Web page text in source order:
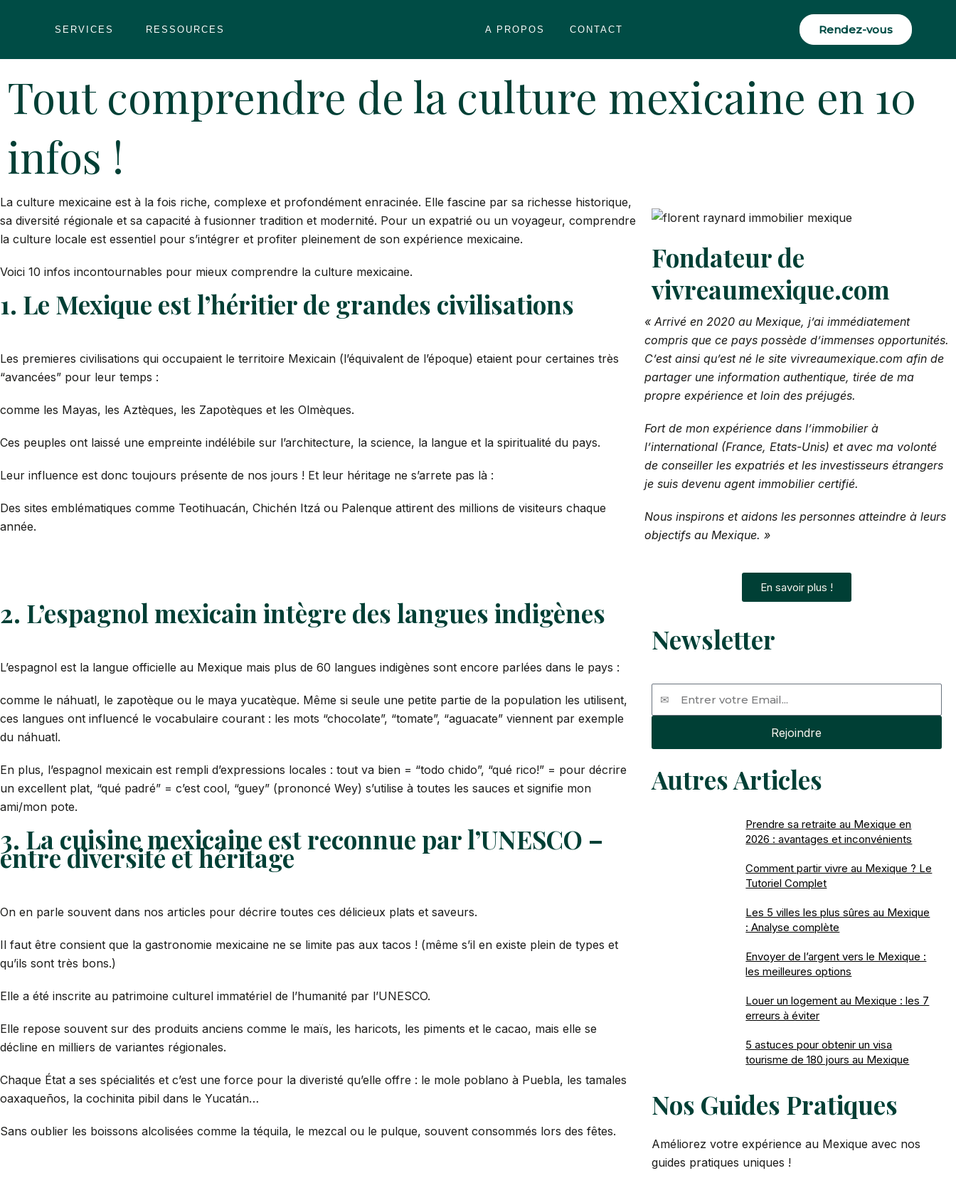
SERVICES RESSOURCES A PROPOS CONTACT Rendez-vous
Tout comprendre de la culture mexicaine en 10
infos !
La culture mexicaine est à la fois riche, complexe et profondément enracinée. Elle fascine par sa richesse historique,
sa diversité régionale et sa capacité à fusionner tradition et modernité. Pour un expatrié ou un voyageur, comprendre
la culture locale est essentiel pour s’intégrer et profiter pleinement de son expérience mexicaine.
Voici 10 infos incontournables pour mieux comprendre la culture mexicaine.
1. Le Mexique est l’héritier de grandes civilisations
Les premieres civilisations qui occupaient le territoire Mexicain (l’équivalent de l’époque) etaient pour certaines très
“avancées” pour leur temps :
comme les Mayas, les Aztèques, les Zapotèques et les Olmèques.
Ces peuples ont laissé une empreinte indélébile sur l’architecture, la science, la langue et la spiritualité du pays.
Leur influence est donc toujours présente de nos jours ! Et leur héritage ne s’arrete pas là :
Des sites emblématiques comme Teotihuacán, Chichén Itzá ou Palenque attirent des millions de visiteurs chaque
année.
2. L’espagnol mexicain intègre des langues indigènes
L’espagnol est la langue officielle au Mexique mais plus de 60 langues indigènes sont encore parlées dans le pays :
comme le náhuatl, le zapotèque ou le maya yucatèque. Même si seule une petite partie de la population les utilisent,
ces langues ont influencé le vocabulaire courant : les mots “chocolate”, “tomate”, “aguacate” viennent par exemple
du náhuatl.
En plus, l’espagnol mexicain est rempli d’expressions locales : tout va bien = “todo chido”, “qué rico!” = pour décrire
un excellent plat, “qué padré” = c’est cool, “guey” (prononcé Wey) s’utilise à toutes les sauces et signifie mon
ami/mon pote.
3. La cuisine mexicaine est reconnue par l’UNESCO –
entre diversité et héritage
On en parle souvent dans nos articles pour décrire toutes ces délicieux plats et saveurs.
Il faut être consient que la gastronomie mexicaine ne se limite pas aux tacos ! (même s’il en existe plein de types et
qu’ils sont très bons.)
Elle a été inscrite au patrimoine culturel immatériel de l’humanité par l’UNESCO.
Elle repose souvent sur des produits anciens comme le maïs, les haricots, les piments et le cacao, mais elle se
décline en milliers de variantes régionales.
Chaque État a ses spécialités et c’est une force pour la diveristé qu’elle offre : le mole poblano à Puebla, les tamales
oaxaqueños, la cochinita pibil dans le Yucatán…
Sans oublier les boissons alcolisées comme la téquila, le mezcal ou le pulque, souvent consommés lors des fêtes.
Fondateur de
vivreaumexique.com
« Arrivé en 2020 au Mexique, j’ai immédiatement
compris que ce pays possède d’immenses opportunités.
C’est ainsi qu’est né le site vivreaumexique.com afin de
partager une information authentique, tirée de ma
propre expérience et loin des préjugés.
Fort de mon expérience dans l’immobilier à
l’international (France, Etats-Unis) et avec ma volonté
de conseiller les expatriés et les investisseurs étrangers
je suis devenu agent immobilier certifié.
Nous inspirons et aidons les personnes atteindre à leurs
objectifs au Mexique. »
En savoir plus !
Newsletter
Rejoindre
Autres Articles
Prendre sa retraite au Mexique en
2026 : avantages et inconvénients
Comment partir vivre au Mexique ? Le
Tutoriel Complet
Les 5 villes les plus sûres au Mexique
: Analyse complète
Envoyer de l’argent vers le Mexique :
les meilleures options
Louer un logement au Mexique : les 7
erreurs à éviter
5 astuces pour obtenir un visa
tourisme de 180 jours au Mexique
Nos Guides Pratiques
Améliorez votre expérience au Mexique avec nos
guides pratiques uniques !